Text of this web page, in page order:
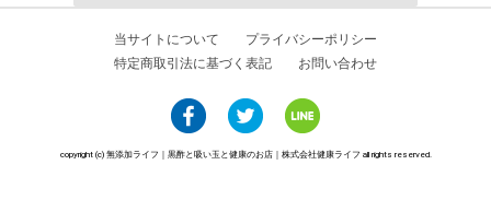
当サイトについて
プライバシーポリシー
特定商取引法に基づく表記
お問い合わせ
copyright (c) 無添加ライフ｜黒酢と吸い玉と健康のお店｜株式会社健康ライフ all rights reserved.